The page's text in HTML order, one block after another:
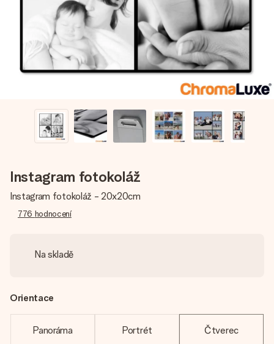
jménem, vaší fotografií nebo vzkazem, který doopravdy
zahřeje u srdce. Žádné zbytečné složitosti, jen spousta
lásky pro daný okamžik.
Instagram fotokoláž
Instagram fotokoláž - 20x20cm
776 hodnocení
Na skladě
Orientace
Panoráma Portrét Čtverec